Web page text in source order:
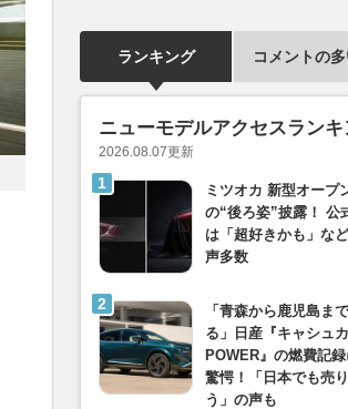
ランキング コメントの
ニューモデルアクセスランキ
2026.08.07更新
ミツオカ 新型オープ
の“後ろ姿”披露！ 公
は「超好きかも」な
声多数
「青森から鹿児島ま
る」日産『キャシュ
POWER』の燃費記
驚愕！「日本でも売
う」の声も